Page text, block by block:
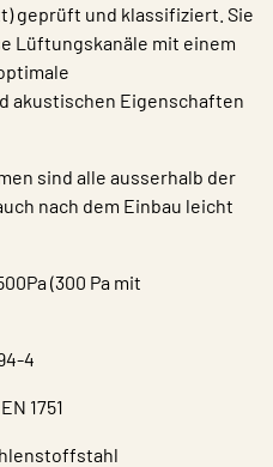
geprüft und klassifiziert. Sie
Lüftungskanäle mit einem
akustischen Eigenschaften
sind alle ausserhalb der
nach dem Einbau leicht
(300 Pa mit
4
1751